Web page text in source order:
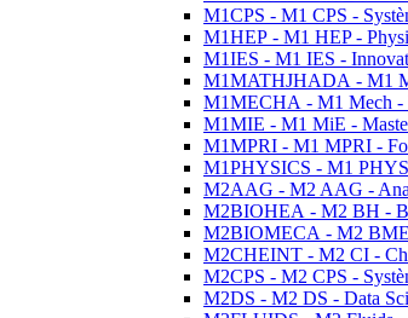
M1CPS - M1 CPS -
M1HEP - M1 HEP -
M1IES - M1 IES -
M1MATHJHADA - M1
M1MECHA - M1 Mech -
M1MIE - M1 MiE -
M1MPRI - M1 MPRI -
M1PHYSICS - M1
M2AAG - M2 AAG -
M2BIOHEA - M2 BH -
M2BIOMECA - M2
M2CHEINT - M2 CI -
M2CPS - M2 CPS -
M2DS - M2 DS - Data